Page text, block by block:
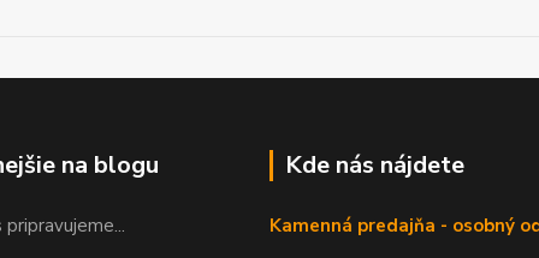
na blogu Kde nás nájdete
Kamenná predajňa - osobný